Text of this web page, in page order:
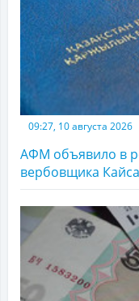
09:27, 10 августа 2026
АФМ объявило в
вербовщика